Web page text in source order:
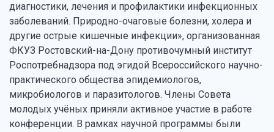
диагностики, лечения и профилактики инфекционных
заболеваний. Природно-очаговые болезни, холера и
другие острые кишечные инфекции», организованная
ФКУЗ Ростовский-на-Дону противочумный институт
Роспотребнадзора под эгидой Всероссийского научно-
практического общества эпидемиологов,
микробиологов и паразитологов. Члены Совета
молодых учёных приняли активное участие в работе
конференции. В рамках научной программы были